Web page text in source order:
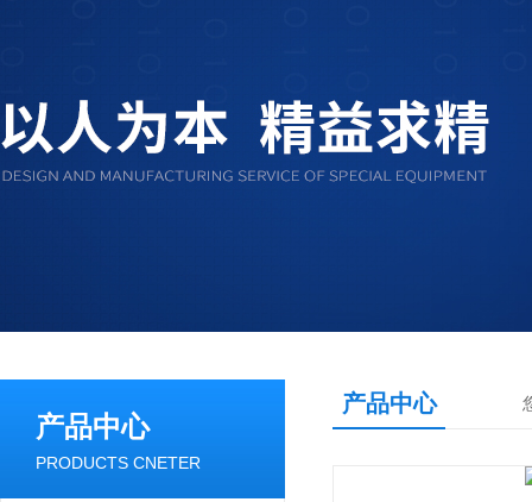
产品中心
PRODUCTS CNETER
产品中心